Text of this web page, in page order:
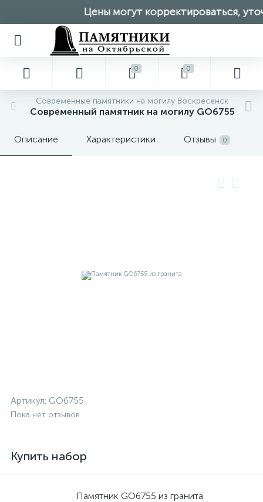
Цены могут корректироваться,
0 0
Современные памятники на могилу Воскресенск
Современный памятник на могилу GO6755
Описание Характеристики Отзывы 0
Артикул: GO6755
Пока нет отзывов
Купить набор
Памятник GO6755 из гранита